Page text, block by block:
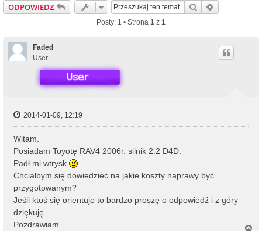
ODPOWIEDZ Szukaj
Posty: 1 • Strona 1 z 1
Faded
User
2014-01-09, 12:19
Witam.
Posiadam Toyotę RAV4 2006r. silnik 2.2 D4D.
Padł mi wtrysk
Chcialbym się dowiedzieć na jakie koszty naprawy być
przygotowanym?
Jeśli ktoś się orientuje to bardzo proszę o odpowiedź i z góry
dziękuję.
Pozdrawiam.